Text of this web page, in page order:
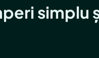
simplu